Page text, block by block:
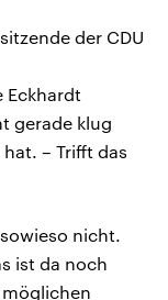
der CDU
Eckhardt
gerade klug
– Trifft das
nicht.
ist da noch